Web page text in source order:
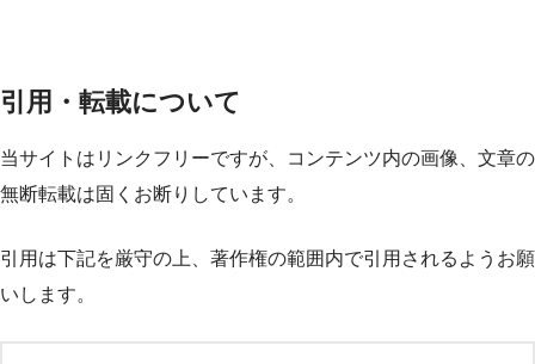
引用・転載について
当サイトはリンクフリーですが、コンテンツ内の画像、文章の
無断転載は固くお断りしています。
引用は下記を厳守の上、著作権の範囲内で引用されるようお願
いします。